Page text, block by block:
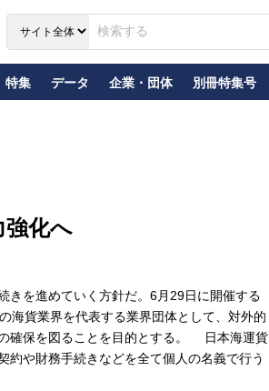
特集 データ 企業・団体 別冊特集号
強化へ
を進めていく方針だ。6月29日に開催する
海貨業界を代表する業界団体として、対外的
確保を図ることを目的とする。 日本海運貨
約や財務手続きなどを全て個人の名義で行う